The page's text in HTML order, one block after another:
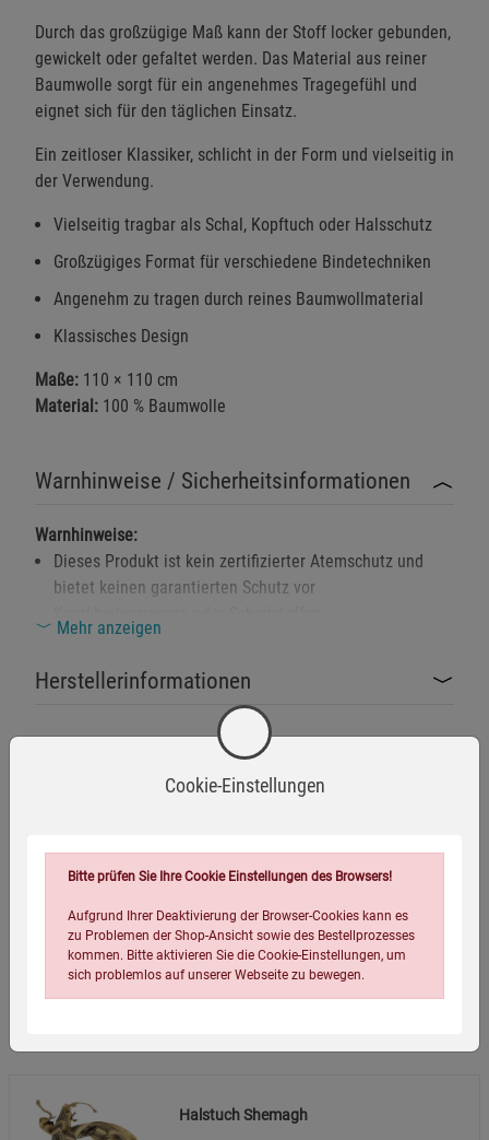
Durch das großzügige Maß kann der Stoff locker gebunden,
gewickelt oder gefaltet werden. Das Material aus reiner
Baumwolle sorgt für ein angenehmes Tragegefühl und
eignet sich für den täglichen Einsatz.
Ein zeitloser Klassiker, schlicht in der Form und vielseitig in
der Verwendung.
Vielseitig tragbar als Schal, Kopftuch oder Halsschutz
Großzügiges Format für verschiedene Bindetechniken
Angenehm zu tragen durch reines Baumwollmaterial
Klassisches Design
Maße: 110 × 110 cm
Material: 100 % Baumwolle
Warnhinweise / Sicherheitsinformationen
Warnhinweise:
Dieses Produkt ist kein zertifizierter Atemschutz und
bietet keinen garantierten Schutz vor
fernhalten, da das Material entflammbar ist.
Nicht für Kinder unter 3 Jahren geeignet.
Erstickungsgefahr durch mögliche Verschluckung von
weiterverwenden.
Das Produkt kann bei bestimmungsgemäßer
Material: 100 % Baumwolle, hautfreundlich und
Mehr anzeigen
Herstellerinformationen
Verpackungsgewicht:
190 Gramm
Verpackungsmaße (LxBxH):
29 17,5
Halstuch Shemagh
Cookie-Einstellungen
Bitte prüfen Sie Ihre Cookie Einstellungen des Browsers!
Aufgrund Ihrer Deaktivierung der Browser-Cookies kann es
zu Problemen der Shop-Ansicht sowie des Bestellprozesses
kommen. Bitte aktivieren Sie die Cookie-Einstellungen, um
sich problemlos auf unserer Webseite zu bewegen.